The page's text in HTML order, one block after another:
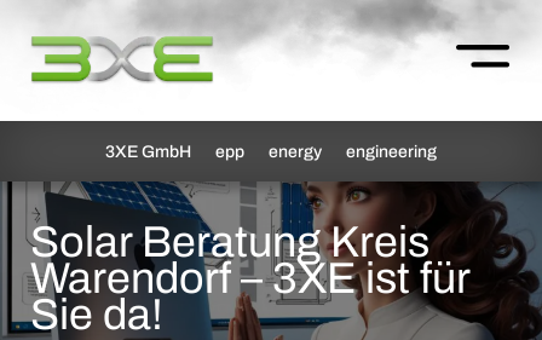
3XE GmbH epp energy engineering
Solar Beratung Kreis
Warendorf – 3XE ist für
Sie da!